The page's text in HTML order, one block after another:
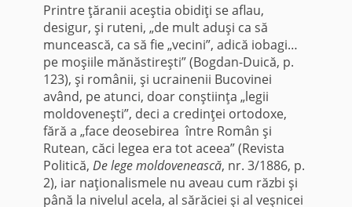
Printre ţăranii aceştia obidiţi se aflau,
desigur, şi ruteni, „de mult aduşi ca să
muncească, ca să fie „vecini”, adică iobagi…
pe moşiile mănăstireşti” (Bogdan-Duică, p.
123), şi românii, şi ucrainenii Bucovinei
având, pe atunci, doar conştiinţa „legii
moldoveneşti”, deci a credinţei ortodoxe,
fără a „face deosebirea între Român şi
Rutean, căci legea era tot aceea” (Revista
Politică, De lege moldovenească, nr. 3/1886, p.
2), iar naţionalismele nu aveau cum răzbi şi
până la nivelul acela, al sărăciei şi al veşnicei